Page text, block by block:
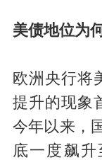
美债地位为
欧洲央行将
提升的现象
今年以来，
底一度飙